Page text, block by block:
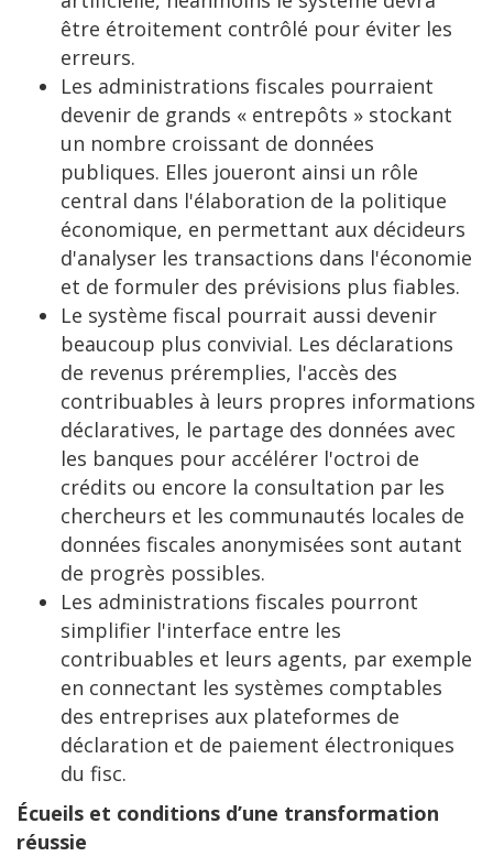
être étroitement contrôlé pour éviter les
erreurs.
Les administrations fiscales pourraient
devenir de grands « entrepôts » stockant
un nombre croissant de données
publiques. Elles joueront ainsi un rôle
central dans l'élaboration de la politique
économique, en permettant aux décideurs
d'analyser les transactions dans l'économie
et de formuler des prévisions plus fiables.
Le système fiscal pourrait aussi devenir
beaucoup plus convivial. Les déclarations
de revenus préremplies, l'accès des
contribuables à leurs propres informations
déclaratives, le partage des données avec
les banques pour accélérer l'octroi de
crédits ou encore la consultation par les
chercheurs et les communautés locales de
données fiscales anonymisées sont autant
de progrès possibles.
Les administrations fiscales pourront
simplifier l'interface entre les
contribuables et leurs agents, par exemple
en connectant les systèmes comptables
des entreprises aux plateformes de
déclaration et de paiement électroniques
du fisc.
Écueils et conditions d’une transformation
réussie